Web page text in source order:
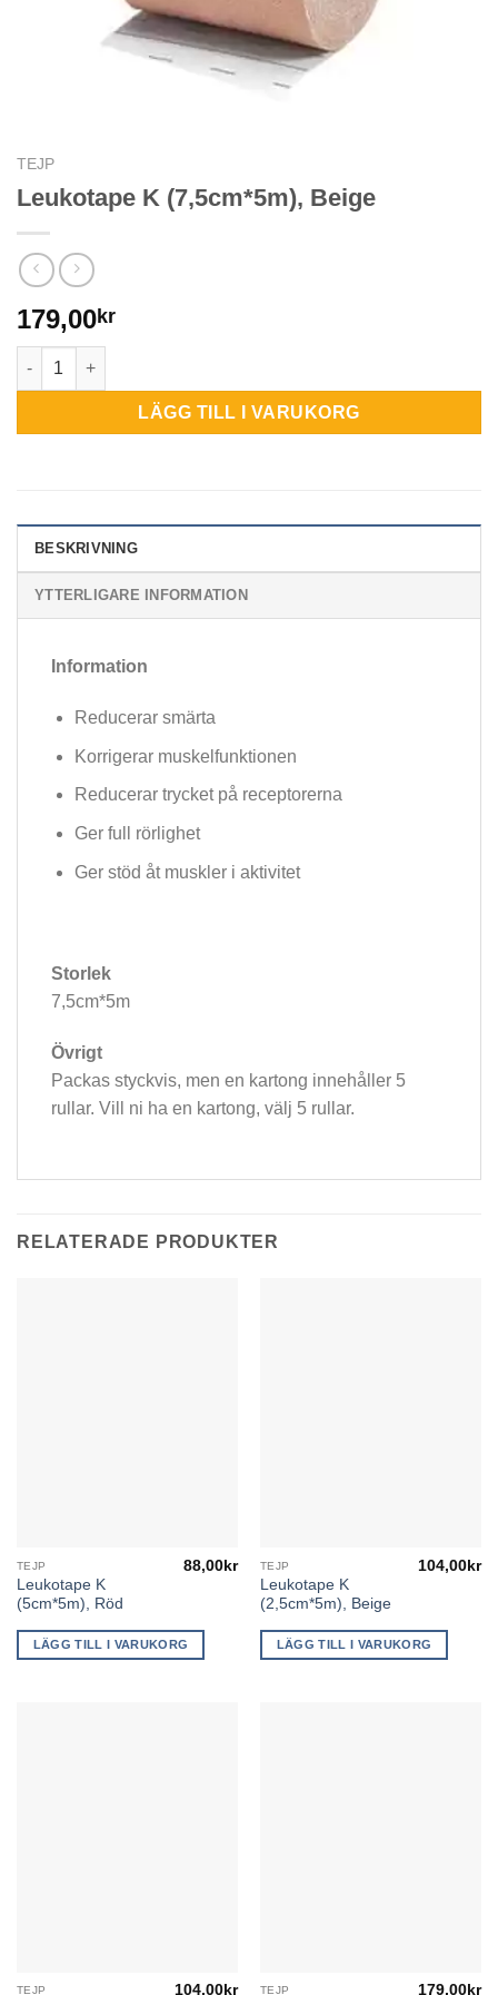
TEJP
Leukotape K (7,5cm*5m), Beige
179,00kr
Leukotape K (7,5cm*5m), Beige mängd
LÄGG TILL I VARUKORG
BESKRIVNING
YTTERLIGARE INFORMATION
Information
Reducerar smärta
Korrigerar muskelfunktionen
Reducerar trycket på receptorerna
Ger full rörlighet
Ger stöd åt muskler i aktivitet
Storlek
7,5cm*5m
Övrigt
Packas styckvis, men en kartong innehåller 5
rullar. Vill ni ha en kartong, välj 5 rullar.
RELATERADE PRODUKTER
TEJP
Leukotape K
(5cm*5m), Röd
88,00kr
LÄGG TILL I VARUKORG
TEJP
Leukotape K
(2,5cm*5m), Beige
104,00kr
LÄGG TILL I VARUKORG
TEJP 104,00 kr TEJP 179,00 kr